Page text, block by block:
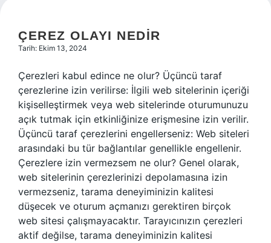
ÇEREZ OLAYI NEDIR
Tarih: Ekim 13, 2024
Çerezleri kabul edince ne olur? Üçüncü taraf
çerezlerine izin verilirse: İlgili web sitelerinin içeriği
kişiselleştirmek veya web sitelerinde oturumunuzu
açık tutmak için etkinliğinize erişmesine izin verilir.
Üçüncü taraf çerezlerini engellerseniz: Web siteleri
arasındaki bu tür bağlantılar genellikle engellenir.
Çerezlere izin vermezsem ne olur? Genel olarak,
web sitelerinin çerezlerinizi depolamasına izin
vermezseniz, tarama deneyiminizin kalitesi
düşecek ve oturum açmanızı gerektiren birçok
web sitesi çalışmayacaktır. Tarayıcınızın çerezleri
aktif değilse, tarama deneyiminizin kalitesi